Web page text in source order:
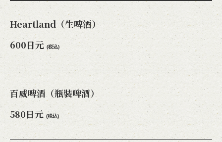
Heartland（生啤酒）
600日元 (税込)
百威啤酒（瓶裝啤酒）
580日元 (税込)